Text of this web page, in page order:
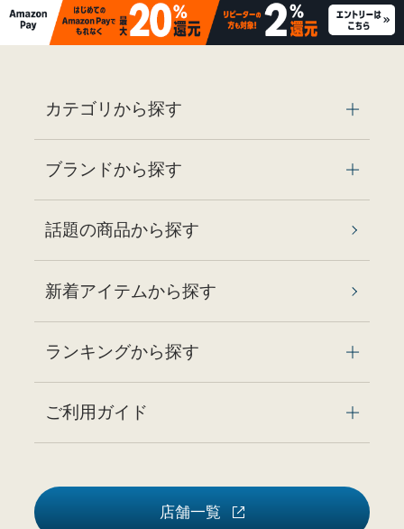
カテゴリから探す
ブランドから探す
話題の商品から探す
新着アイテムから探す
ランキングから探す
ご利用ガイド
店舗一覧